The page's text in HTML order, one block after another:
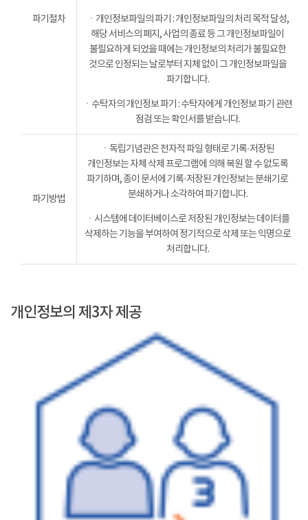
파기절차
ㆍ개인정보파일의 파기 : 개인정보파일의 처리 목적 달성,
해당 서비스의 폐지, 사업의 종료 등 그 개인정보파일이
불필요하게 되었을 때에는 개인정보의 처리가 불필요한
것으로 인정되는 날로부터 지체 없이 그 개인정보파일을
파기합니다.
ㆍ수탁자의 개인정보 파기 : 수탁자에게 개인정보 파기 관련
점검 또는 확인서를 받습니다.
파기방법
ㆍ독립기념관은 전자적 파일 형태로 기록·저장된
개인정보는 자체 삭제 프로그램에 의해 복원 할 수 없도록
파기하며, 종이 문서에 기록·저장된 개인정보는 분쇄기로
분쇄하거나 소각하여 파기합니다.
ㆍ시스템에 데이터베이스로 저장된 개인정보는 데이터를
삭제하는 기능을 부여하여 정기적으로 삭제 또는 익명으로
처리합니다.
개인정보의 제3자 제공